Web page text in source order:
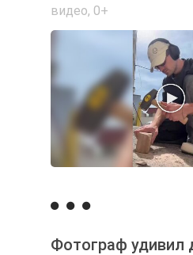
видео, 0+
Фотограф удивил